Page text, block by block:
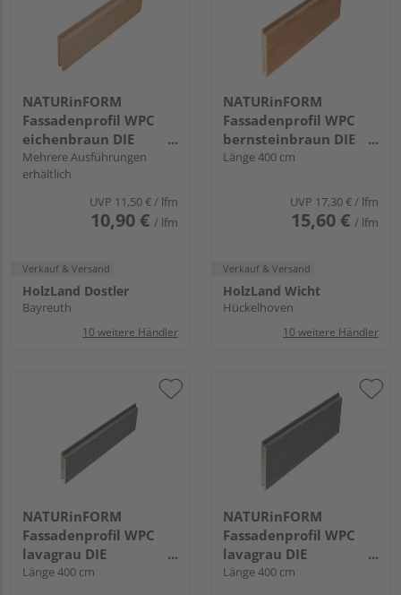
NATURinFORM
Fassadenprofil WPC
eichenbraun DIE
GESTALTENDE -
103x17mm
Mehrere Ausführungen
erhältlich
UVP 11,50 €/ lfm
10,90 € / lfm
Verkauf & Versand
HolzLand Dostler
Bayreuth
10 weitere Händler
NATURinFORM
Fassadenprofil WPC
bernsteinbraun DIE
GESTALTENDE -
Länge 400 cm
UVP 17,30 €/ lfm
15,60 € / lfm
Verkauf & Versand
HolzLand Wicht
Hückelhoven
10 weitere Händler
NATURinFORM
Fassadenprofil WPC
lavagrau DIE
GESTALTENDE
Länge 400 cm
NATURinFORM
Fassadenprofil WPC
lavagrau DIE
GESTALTENDE
Länge 400 cm